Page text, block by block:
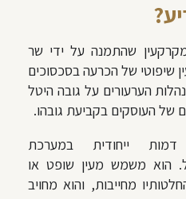
שהתמנה על ידי שר
שיפוטי של הכרעה בסכסוכים
הערעורים על גובה היטל
של העוסקים בקביעת גובהו.
ייחודית במערכת
הוא משמש מעין שופט או
מחייבות, והוא מחויב